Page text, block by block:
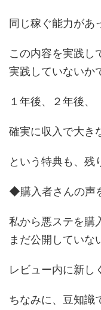
同じ稼ぐ能力があ
この内容を実践し
実践していないか
１年後、２年後、
確実に収入で大き
という特典も、残
◆購入者さんの声
私から悪ステを購
まだ公開していな
レビュー内に新し
ちなみに、豆知識